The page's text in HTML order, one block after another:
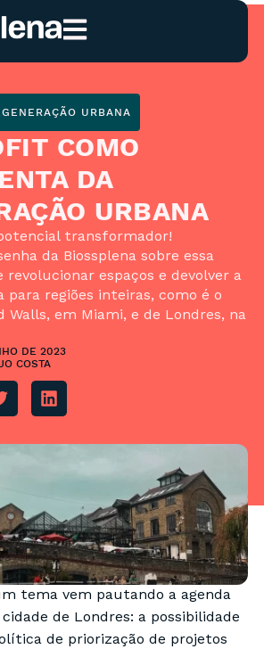
URBANA
COMO
DA
URBANA
transformador!
da Biossplena sobre essa
revolucionar espaços e devolver a
para regiões inteiras, como é o
Walls, em Miami, e de Londres, na
DE 2023
COSTA
tema vem pautando a agenda
de Londres: a possibilidade
de priorização de projetos